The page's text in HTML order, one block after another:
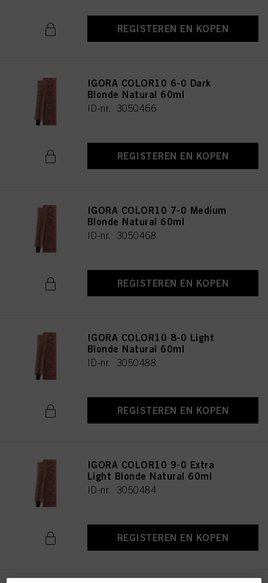
REGISTEREN EN KOPEN
IGORA COLOR10 6-0 Dark
Blonde Natural 60ml
ID-nr. 3050466
REGISTEREN EN KOPEN
IGORA COLOR10 7-0 Medium
Blonde Natural 60ml
ID-nr. 3050468
REGISTEREN EN KOPEN
IGORA COLOR10 8-0 Light
Blonde Natural 60ml
ID-nr. 3050488
REGISTEREN EN KOPEN
IGORA COLOR10 9-0 Extra
Light Blonde Natural 60ml
ID-nr. 3050484
REGISTEREN EN KOPEN